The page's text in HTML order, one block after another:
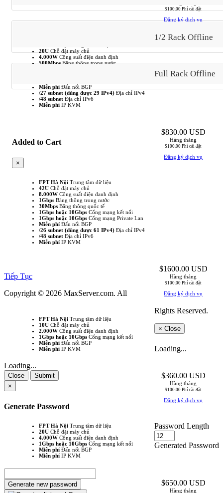
$100.00 Phí cài đặt
Đăng ký dịch vụ
20U Chỗ đặt máy chủ
4.000W Công suất điện danh định
500MbpsBăng thông trong nước
Miễn phí Đấu nối BGP
/27 subnet (dùng được 29 IPv4) Địa chỉ IPv4
/48 subnet Địa chỉ IPv6
Miễn phí IP KVM
$830.00 USD
Hàng tháng
$100.00 Phí cài đặt
Đăng ký dịch vụ
FPT Hà Nội Trung tâm dữ liệu
42U Chỗ đặt máy chủ
8.000W Công suất điện danh định
1Gbps Băng thông trong nước
30Mbps Băng thông quốc tế
1Gbps hoặc 10Gbps Cổng mạng kết nối
1Gbps hoặc 10Gbps Cổng mạng Private Lan
Miễn phí Đấu nối BGP
/26 subnet (dùng được 61 IPv4) Địa chỉ IPv4
/48 subnet Địa chỉ IPv6
Miễn phí IP KVM
$1600.00 USD
Hàng tháng
$100.00 Phí cài đặt
Đăng ký dịch vụ
FPT Hà Nội Trung tâm dữ liệu
10U Chỗ đặt máy chủ
2.000W Công suất điện danh định
1Gbps hoặc 10Gbps Cổng mạng kết nối
Miễn phí Đấu nối BGP
Miễn phí IP KVM
$360.00 USD
Hàng tháng
$100.00 Phí cài đặt
Đăng ký dịch vụ
1/2 Rack Offline
FPT Hà Nội Trung tâm dữ liệu
20U Chỗ đặt máy chủ
4.000W Công suất điện danh định
1Gbps hoặc 10Gbps Cổng mạng kết nối
Miễn phí Đấu nối BGP
Miễn phí IP KVM
$650.00 USD
Hàng tháng
Full Rack Offline
Added to Cart
×
Tiếp Tục
Copyright © 2026 MaxServer.com. All
Rights Reserved.
× Close
Loading...
Loading...
Close
Submit
×
Generate Password
Password Length
Generated Password
Generate new password